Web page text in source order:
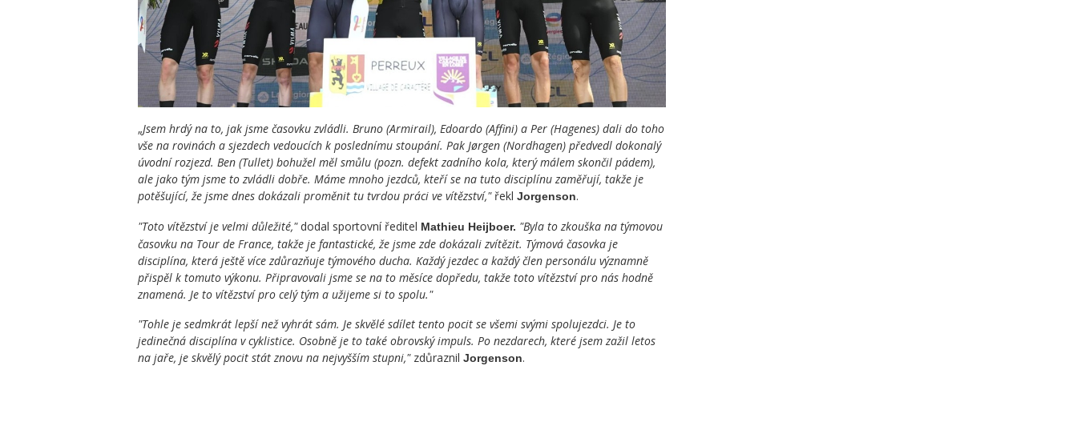
„Jsem hrdý na to, jak jsme časovku zvládli. Bruno (Armirail), Edoardo (Affini) a Per (Hagenes) dali do toho
vše na rovinách a sjezdech vedoucích k poslednímu stoupání. Pak Jørgen (Nordhagen) předvedl dokonalý
úvodní rozjezd. Ben (Tullet) bohužel měl smůlu (pozn. defekt zadního kola, který málem skončil pádem),
ale jako tým jsme to zvládli dobře. Máme mnoho jezdců, kteří se na tuto disciplínu zaměřují, takže je
potěšující, že jsme dnes dokázali proměnit tu tvrdou práci ve vítězství," řekl Jorgenson.
"Toto vítězství je velmi důležité,"dodal sportovní ředitel Mathieu Heijboer. "Byla to zkouška na týmovou
časovku na Tour de France, takže je fantastické, že jsme zde dokázali zvítězit. Týmová časovka je
disciplína, která ještě více zdůrazňuje týmového ducha. Každý jezdec a každý člen personálu významně
přispěl k tomuto výkonu. Připravovali jsme se na to měsíce dopředu, takže toto vítězství pro nás hodně
znamená. Je to vítězství pro celý tým a užijeme si to spolu."
"Tohle je sedmkrát lepší než vyhrát sám. Je skvělé sdílet tento pocit se všemi svými spolujezdci. Je to
jedinečná disciplína v cyklistice. Osobně je to také obrovský impuls. Po nezdarech, které jsem zažil letos
na jaře, je skvělý pocit stát znovu na nejvyšším stupni,"zdůraznil Jorgenson.